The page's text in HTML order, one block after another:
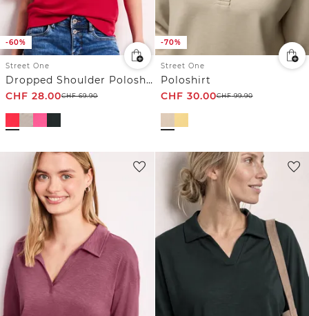
-60%
Street One
Dropped Shoulder Poloshirt mit Elastikbund
CHF 28.00CHF69.90
-70%
Street One
Poloshirt
CHF 30.00CHF99.90